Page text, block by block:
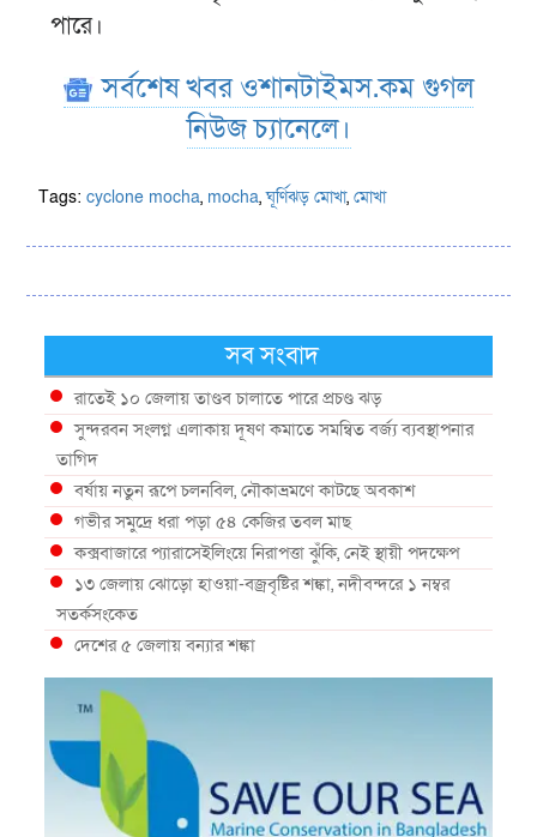
পারে।
সর্বশেষ খবর ওশানটাইমস.কম গুগল
নিউজ চ্যানেলে।
Tags:cyclone mocha, mocha,ঘূর্ণিঝড় মোখা,মোখা
সব সংবাদ
রাতেই ১০ জেলায় তাণ্ডব চালাতে পারে প্রচণ্ড ঝড়
সুন্দরবন সংলগ্ন এলাকায় দূষণ কমাতে সমন্বিত বর্জ্য ব্যবস্থাপনার
তাগিদ
বর্ষায় নতুন রূপে চলনবিল, নৌকাভ্রমণে কাটছে অবকাশ
গভীর সমুদ্রে ধরা পড়া ৫৪ কেজির তবল মাছ
কক্সবাজারে প্যারাসেইলিংয়ে নিরাপত্তা ঝুঁকি, নেই স্থায়ী পদক্ষেপ
১৩ জেলায় ঝোড়ো হাওয়া-বজ্রবৃষ্টির শঙ্কা, নদীবন্দরে ১ নম্বর
সতর্কসংকেত
দেশের ৫ জেলায় বন্যার শঙ্কা
দেশের বিভিন্ন অঞ্চলে বজ্রবৃষ্টির আভাস, ঢাকার আকাশও মেঘলা
আগস্টে টানা বৃষ্টি ও বন্যার আভাস, সাগরে একাধিক লঘুচাপের
শঙ্কা
স্বস্তি ও শঙ্কার পূর্বাভাস দিল আবহাওয়া